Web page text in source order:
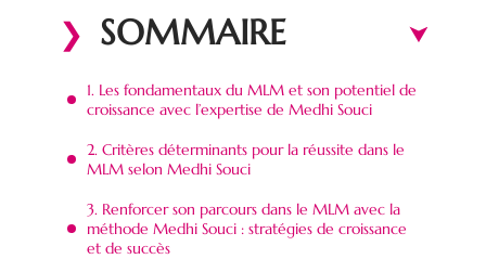
SOMMAIRE
1. Les fondamentaux du MLM et son potentiel de
croissance avec l’expertise de Medhi Souci
2. Critères déterminants pour la réussite dans le
MLM selon Medhi Souci
3. Renforcer son parcours dans le MLM avec la
méthode Medhi Souci : stratégies de croissance
et de succès